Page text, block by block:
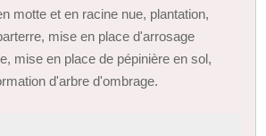
motte et en racine nue, plantation,
mise en place d'arrosage
mise en place de pépinière en sol,
d'arbre d'ombrage.